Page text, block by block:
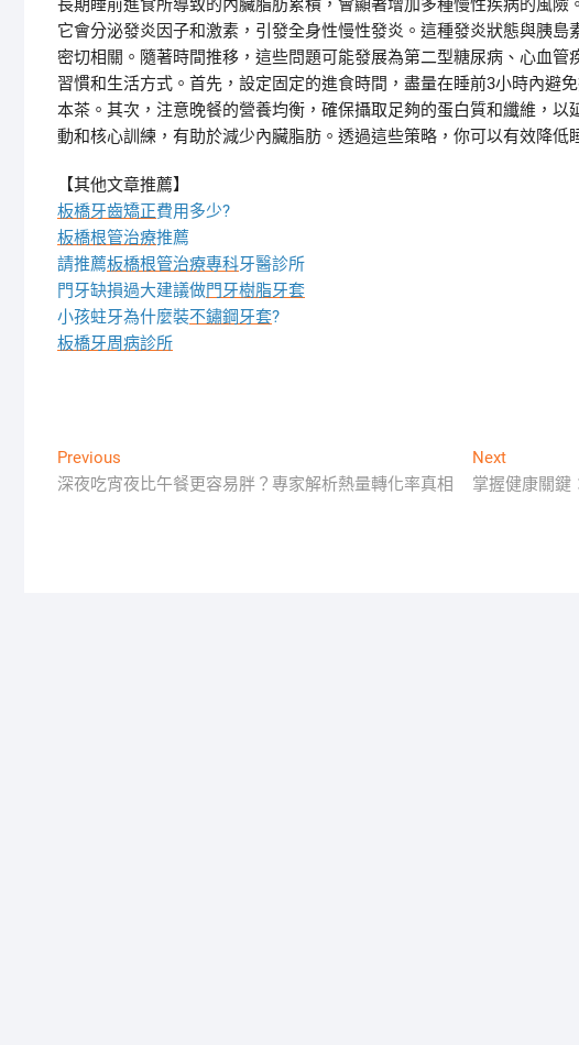
長期睡前進食所導致的內臟脂肪累積，會顯著增加多種慢性疾病的風險
它會分泌發炎因子和激素，引發全身性慢性發炎。這種發炎狀態與胰
密切相關。隨著時間推移，這些問題可能發展為第二型糖尿病、心血
習慣和生活方式。首先，設定固定的進食時間，盡量在睡前3小時內避
本茶。其次，注意晚餐的營養均衡，確保攝取足夠的蛋白質和纖維，
動和核心訓練，有助於減少內臟脂肪。透過這些策略，你可以有效降低
【其他文章推薦】
板橋牙齒矯正費用多少?
板橋根管治療推薦
請推薦板橋根管治療專科牙醫診所
門牙缺損過大建議做門牙樹脂牙套
小孩蛀牙為什麼裝不鏽鋼牙套?
板橋牙周病診所
文
章
Previous
post:
深夜吃宵夜比午餐更容易胖？專家解析熱量轉化率真相
NextNext
post:
掌握健康關鍵